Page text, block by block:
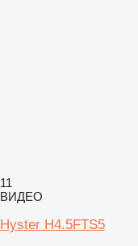
11
ВИДЕО
Hyster H4.5FTS5